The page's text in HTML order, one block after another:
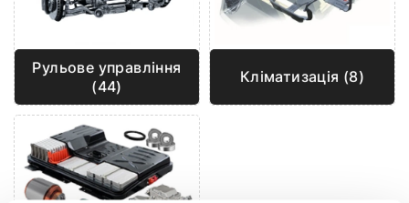
Рульове управління
(44)
Кліматизація (8)